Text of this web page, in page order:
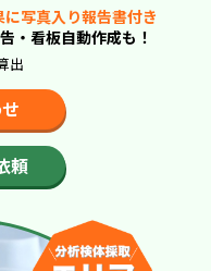
写真入り報告書付き
・看板自動作成も！
出
頼